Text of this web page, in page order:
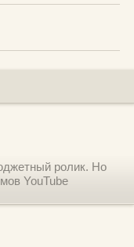
ролик. Но
YouTube